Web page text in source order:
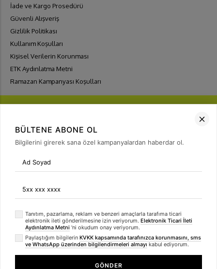
İade ve Kargo Prosedürü
Güvenli Alışveriş
Gizlilik Politikası
Kullanım Koşulları
Kişisel Verilerin Korunması
ETK Aydınlatma Metni
Ramazan Kampanyası Koşulları
FIRSATLARIYAKALA
Bülten Üyeliği
arrow_forward
BÜLTENE ABONE OL
Bilgilerini girerek sana özel kampanyalardan haberdar ol.
Tanıtım, pazarlama, reklam ve benzeri amaçlarla tarafıma ticari
elektronik ileti gönderilmesine izin veriyorum. Elektronik Ticari İleti
Aydınlatma Metni 'ni okudum onay veriyorum.
Paylaştığım bilgilerin KVKK kapsamında tarafınızca korunmasını, sms
ve WhatsApp üzerinden bilgilendirmeleri almayı kabul ediyorum.
GÖNDER